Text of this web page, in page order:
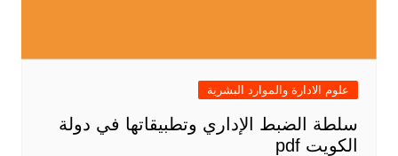
علوم الادارة والموارد البشرية
سلطة الضبط الإداري وتطبيقاتها في دولة
الكويت pdf